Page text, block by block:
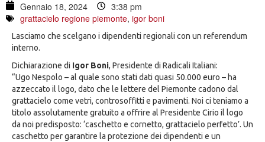
Gennaio 18, 2024
3:38 pm
grattacielo regione piemonte, igor boni
Lasciamo che scelgano i dipendenti regionali con un referendum
interno.
Dichiarazione di Igor Boni, Presidente di Radicali Italiani:
“Ugo Nespolo – al quale sono stati dati quasi 50.000 euro – ha
azzeccato il logo, dato che le lettere del Piemonte cadono dal
grattacielo come vetri, controsoffitti e pavimenti. Noi ci teniamo a
titolo assolutamente gratuito a offrire al Presidente Cirio il logo
da noi predisposto: ‘caschetto e cornetto, grattacielo perfetto’. Un
caschetto per garantire la protezione dei dipendenti e un